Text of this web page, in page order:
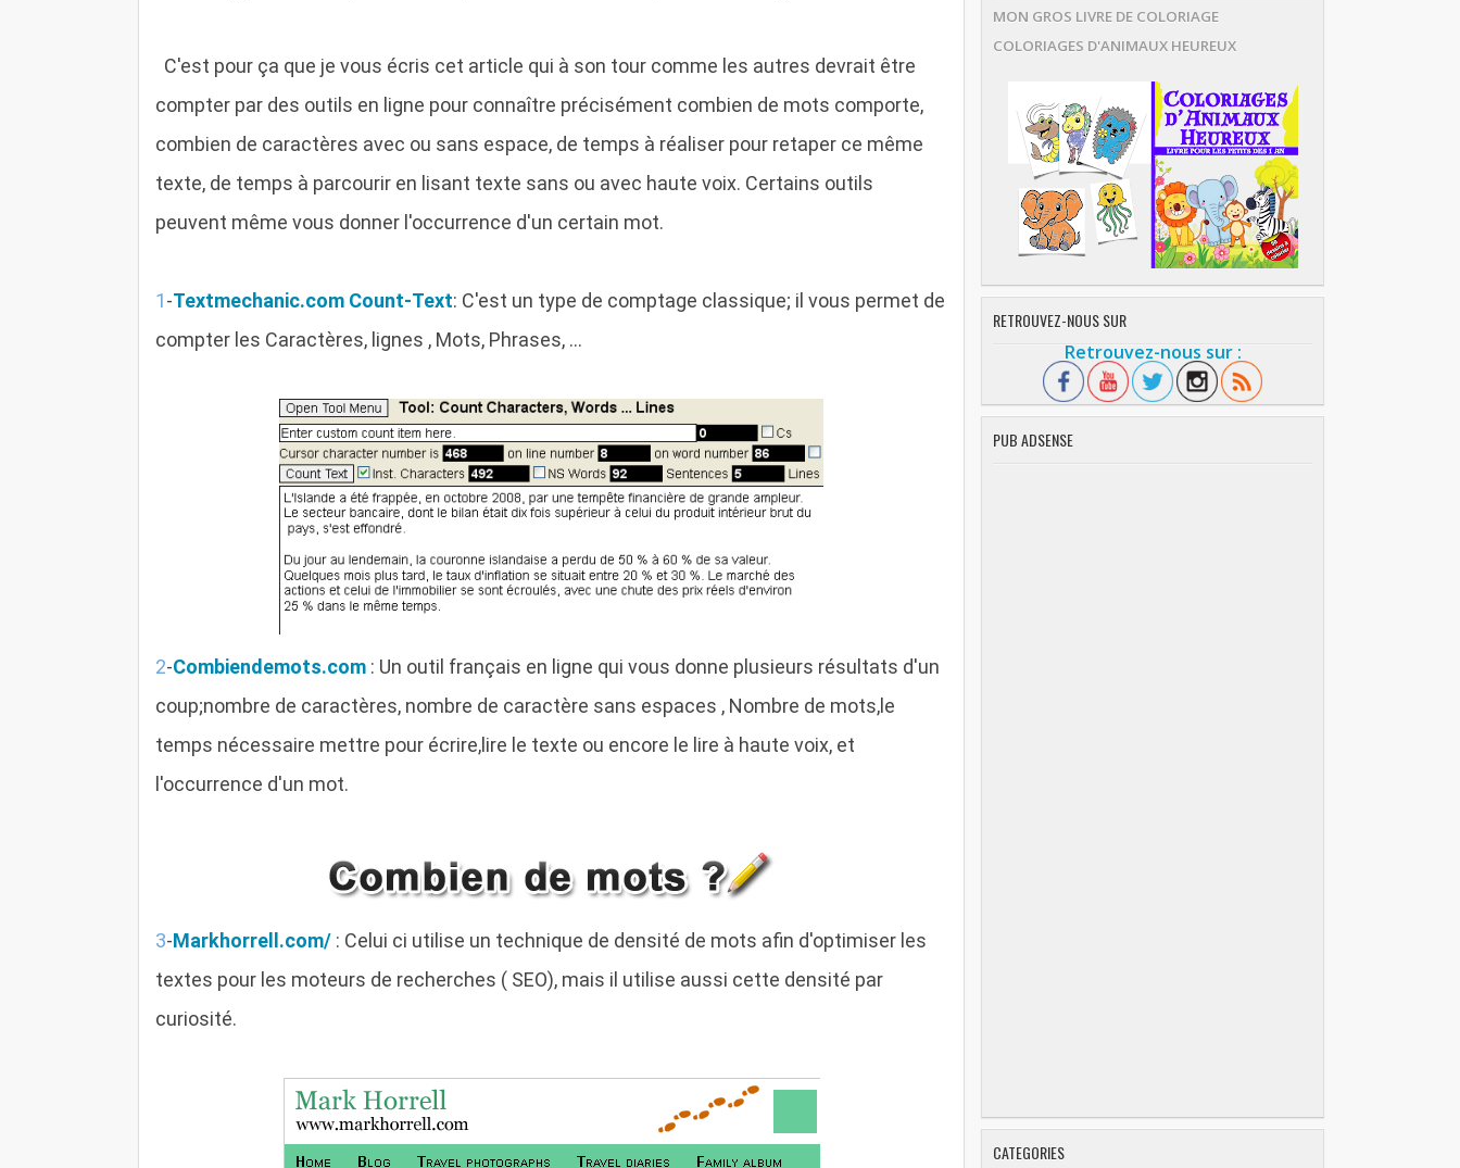
C'est pour ça que je vous écris cet article qui à son tour comme les autres devrait être
compter par des outils en ligne pour connaître précisément combien de mots comporte,
combien de caractères avec ou sans espace, de temps à réaliser pour retaper ce même
texte, de temps à parcourir en lisant texte sans ou avec haute voix. Certains outils
peuvent même vous donner l'occurrence d'un certain mot.
1-Textmechanic.com Count-Text: C'est un type de comptage classique; il vous permet de
compter les Caractères, lignes , Mots, Phrases, ...
2-Combiendemots.com : Un outil français en ligne qui vous donne plusieurs résultats d'un
coup;nombre de caractères, nombre de caractère sans espaces , Nombre de mots,le
temps nécessaire mettre pour écrire,lire le texte ou encore le lire à haute voix, et
l'occurrence d'un mot.
3-Markhorrell.com/ : Celui ci utilise un technique de densité de mots afin d'optimiser les
textes pour les moteurs de recherches ( SEO), mais il utilise aussi cette densité par
curiosité.
MON GROS LIVRE DE COLORIAGE
COLORIAGES D'ANIMAUX HEUREUX
RETROUVEZ-NOUS SUR
Retrouvez-nous sur :
PUB ADSENSE
CATEGORIES